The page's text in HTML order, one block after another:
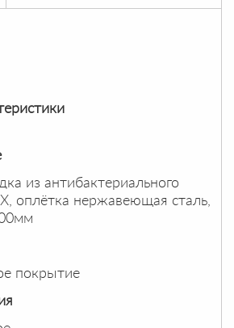
из антибактериального
оплётка нержавеющая сталь,
покрытие